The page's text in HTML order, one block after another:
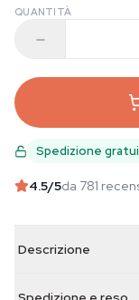
QUANTITÀ
Spedizione
4.5/5da 781
Descrizione